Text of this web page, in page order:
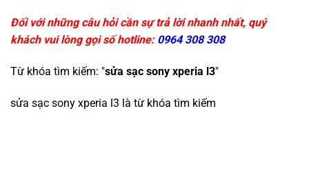
Đối với những câu hỏi cần sự trả lời nhanh nhất, quý
khách vui lòng gọi số hotline: 0964 308 308
Từ khóa tìm kiếm: "sửa sạc sony xperia l3"
sửa sạc sony xperia l3 là từ khóa tìm kiếm